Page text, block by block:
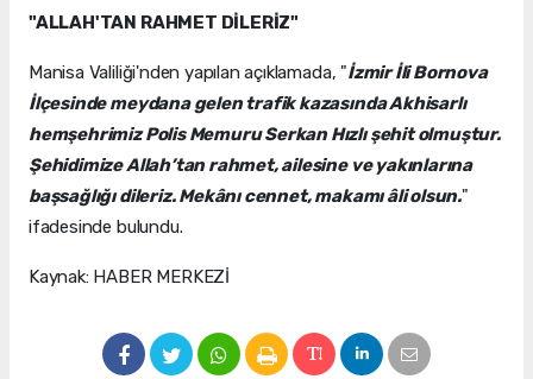
"ALLAH'TAN RAHMET DİLERİZ"
Manisa Valiliği'nden yapılan açıklamada, "İzmir İli Bornova
İlçesinde meydana gelen trafik kazasında Akhisarlı
hemşehrimiz Polis Memuru Serkan Hızlı şehit olmuştur.
Şehidimize Allah’tan rahmet, ailesine ve yakınlarına
başsağlığı dileriz. Mekânı cennet, makamı âli olsun."
ifadesinde bulundu.
Kaynak: HABER MERKEZİ